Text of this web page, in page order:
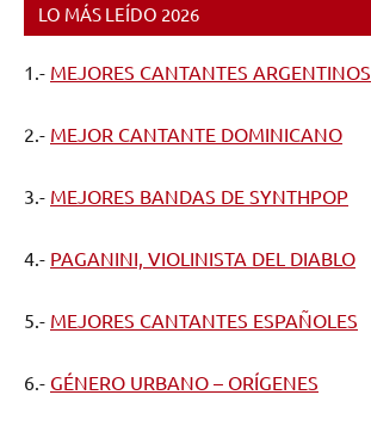
LO MÁS LEÍDO 2026
1.- MEJORES CANTANTES ARGENTINOS
2.- MEJOR CANTANTE DOMINICANO
3.- MEJORES BANDAS DE SYNTHPOP
4.- PAGANINI, VIOLINISTA DEL DIABLO
5.- MEJORES CANTANTES ESPAÑOLES
6.- GÉNERO URBANO – ORÍGENES